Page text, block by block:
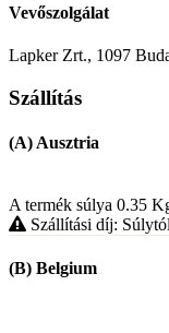
Vevőszolgálat
Lapker Zrt., 1097
Szállítás
(A) Ausztria
A termék súlya 0.35
Szállítási díj:
(B) Belgium